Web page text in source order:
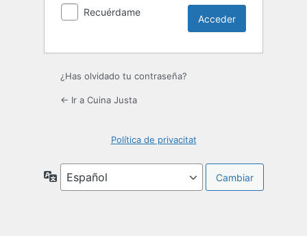
Recuérdame
¿Has olvidado tu contraseña?
← Ir a Cuina Justa
Política de privacitat
Idioma